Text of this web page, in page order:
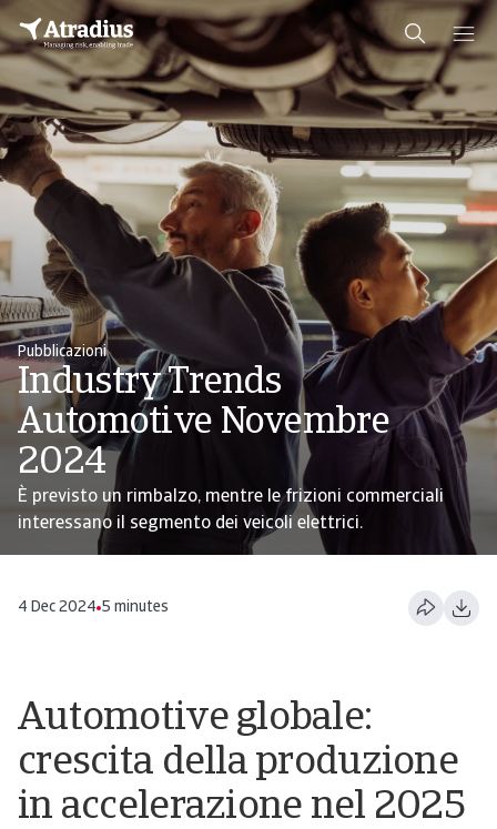
Pubblicazioni
Industry Trends
Automotive Novembre
2024
È previsto un rimbalzo, mentre le frizioni commerciali
interessano il segmento dei veicoli elettrici.
4 Dec 2024 5 minutes
Automotive globale:
crescita della produzione
in accelerazione nel 2025